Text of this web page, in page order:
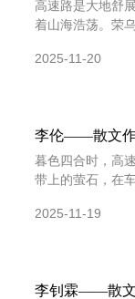
高速路是大地舒
着山海浩荡。荣
光交
2025-11-20
李伦——散文作
暮色四合时，高
带上的萤石，在
2025-11-19
李钊霖——散文